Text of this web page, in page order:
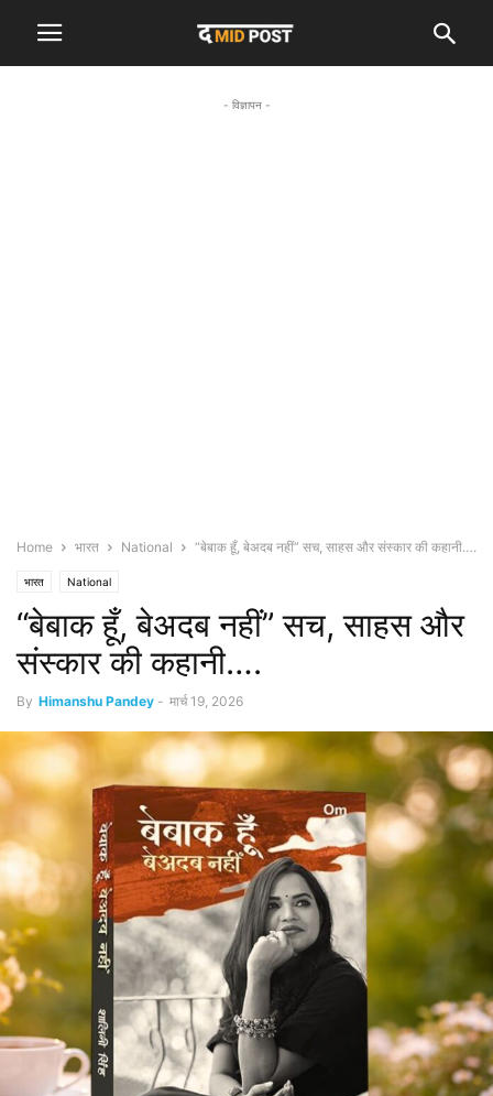
- विज्ञापन -
Home भारत National “बेबाक हूँ, बेअदब नहीं” सच, साहस और संस्कार की कहानी….
भारत National
“बेबाक हूँ, बेअदब नहीं” सच, साहस और
संस्कार की कहानी….
By Himanshu Pandey - मार्च 19, 2026